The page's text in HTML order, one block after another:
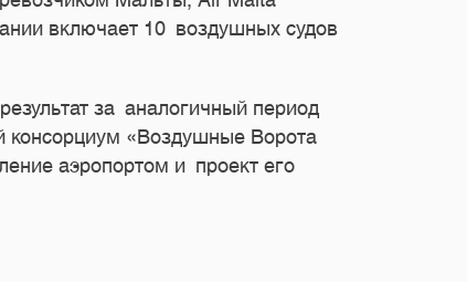
включает 10 воздушных судов
за аналогичный период
консорциум «Воздушные Ворота
аэропортом и проект его